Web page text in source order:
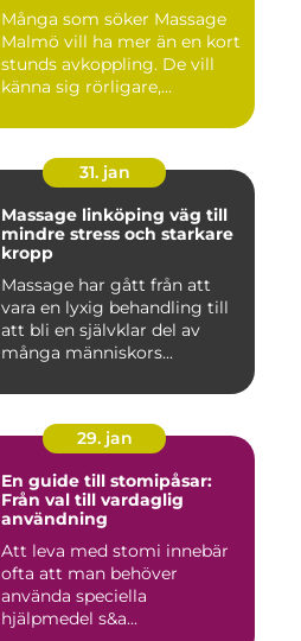
Många som söker Massage
Malmö vill ha mer än en kort
stunds avkoppling. De vill
känna sig rörligare,...
31. jan
Massage linköping väg till
mindre stress och starkare
kropp
Massage har gått från att
vara en lyxig behandling till
att bli en självklar del av
många människors...
29. jan
En guide till stomipåsar:
Från val till vardaglig
användning
Att leva med stomi innebär
ofta att man behöver
använda speciella
hjälpmedel s&a...